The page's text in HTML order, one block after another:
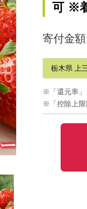
可 ※
寄付金
栃木県 上
※「還元率」
※「控除上限